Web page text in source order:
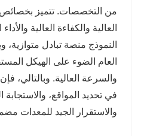
من التخصصات. تتميز بخصائص
العالية والكفاءة العالية
النموذج منصة تبادل
العام الضوء على الهيكل
والسرعة العالية. وبالتالي،
في تحديد المواقع، والاستجابة
والاستقرار الجيد للمعدات